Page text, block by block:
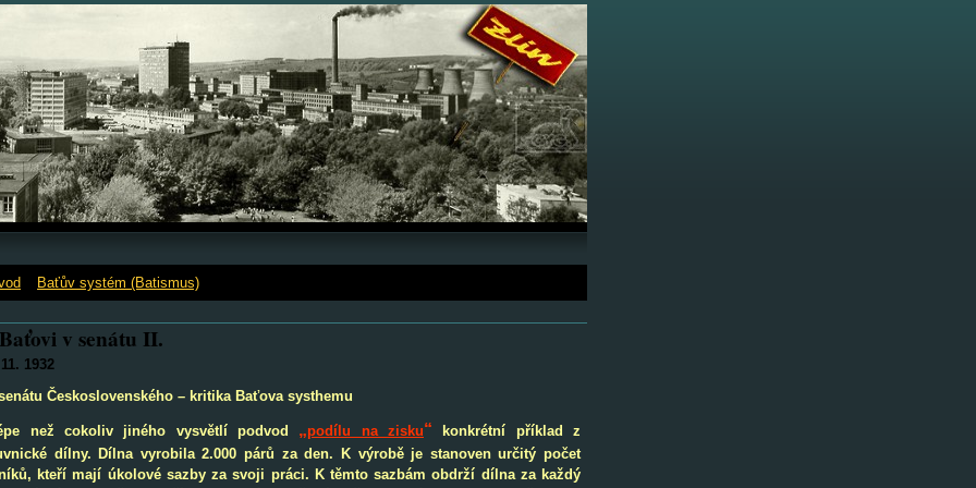
Baťův systém (Batismus)
v senátu II.
1932
Československého – kritika Baťova systhemu
než cokoliv jiného vysvětlí podvod „podílu na zisku“ konkrétní příklad z
dílny. Dílna vyrobila 2.000 párů za den. K výrobě je stanoven určitý počet
kteří mají úkolové sazby za svoji práci. K těmto sazbám obdrží dílna za každý